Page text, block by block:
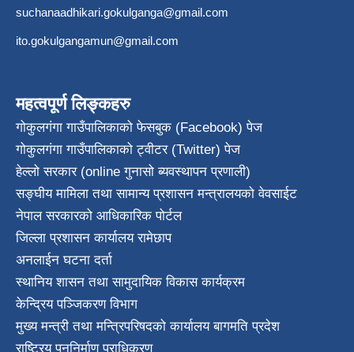
suchanaadhikari.gokulganga@gmail.com
ito.gokulgangamun@gmail.com
महत्वपूर्ण लिङ्कहरु
गोकुलगंगा गाउँपालिकाको फेसबुक (Facebook) पेज
गोकुलगंगा गाउँपालिकाको ट्वीटर (Twitter) पेज
हेल्लो सरकार (online गुनासो ब्यवस्थापन प्रणाली)
सङ्घीय मामिला तथा सामान्य प्रशासन मन्त्रालयको वेवसाईट
नेपाल सरकारको आधिकारिक पोर्टल
जिल्ला प्रशासन कार्यालय रामेछाप
अनलाईन घटना दर्ता
स्थानिय शासन तथा सामुदायिक विकास कार्यक्रम
केन्द्रिय पञ्जिकरण विभाग
मुख्य मन्त्री तथा मन्त्रिपरिषदको कार्यालय बागमति प्रदेश
राष्ट्रिय पुननिर्माण प्राधिकरण